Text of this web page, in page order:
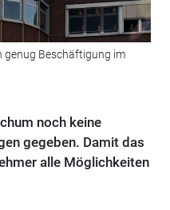
genug Beschäftigung im
noch keine
gegeben. Damit das
alle Möglichkeiten